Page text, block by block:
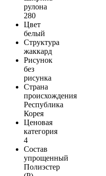
рулона
280
Цвет
белый
Структура
жаккард
Рисунок
без
рисунка
Страна
происхождения
Республика
Корея
Ценовая
категория
4
Состав
упрощенный
Полиэстер